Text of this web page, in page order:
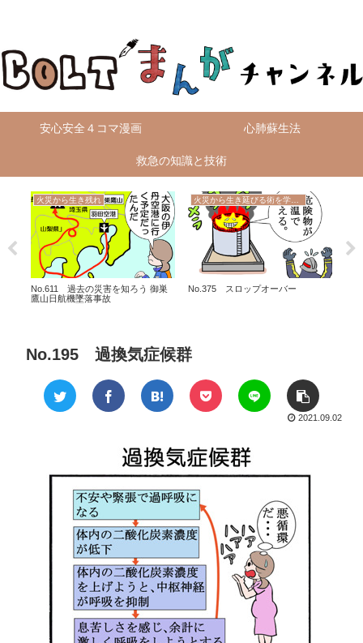
安心安全４コマ漫画 心肺蘇生法
救急の知識と技術
火災から生き残れ
No.611 過去の災害を知ろう 御巣
鷹山日航機墜落事故
火災から生き延びる術を学ぼう
No.375 スロップオーバー
No.195 過換気症候群
2021.09.02